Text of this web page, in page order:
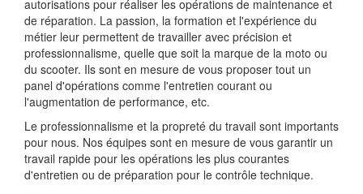
autorisations pour réaliser les opérations de maintenance et
de réparation. La passion, la formation et l'expérience du
métier leur permettent de travailler avec précision et
professionnalisme, quelle que soit la marque de la moto ou
du scooter. Ils sont en mesure de vous proposer tout un
panel d'opérations comme l'entretien courant ou
l'augmentation de performance, etc.
Le professionnalisme et la propreté du travail sont importants
pour nous. Nos équipes sont en mesure de vous garantir un
travail rapide pour les opérations les plus courantes
d'entretien ou de préparation pour le contrôle technique.